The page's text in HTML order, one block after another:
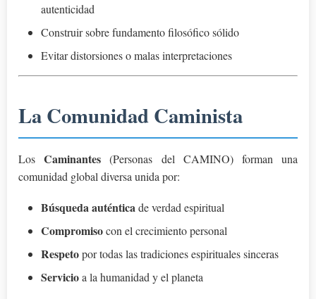
autenticidad
Construir sobre fundamento filosófico sólido
Evitar distorsiones o malas interpretaciones
La Comunidad Caminista
LosCaminantes (Personas del CAMINO) forman una
comunidad global diversa unida por:
Búsqueda auténticade verdad espiritual
Compromisocon el crecimiento personal
Respetopor todas las tradiciones espirituales sinceras
Servicioa la humanidad y el planeta